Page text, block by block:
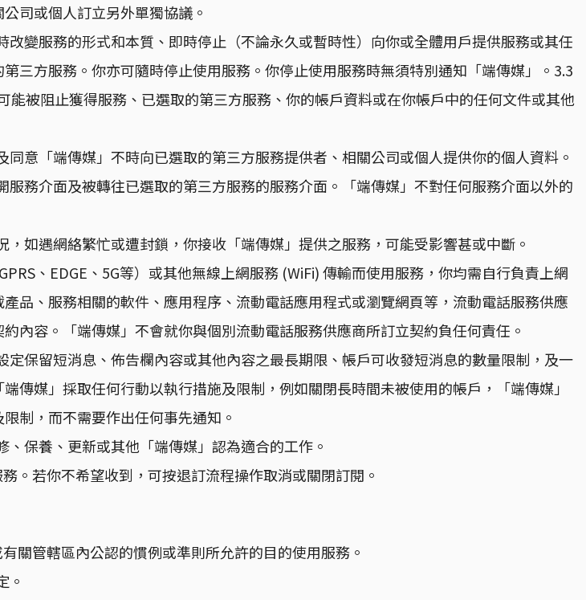
司或個人訂立另外單獨協議。
變服務的形式和本質、即時停止（不論永久或暫時性）向你或全體用戶提供服務或其任
三方服務。你亦可隨時停止使用服務。你停止使用服務時無須特別通知「端傳媒」。3.3
被阻止獲得服務、已選取的第三方服務、你的帳戶資料或在你帳戶中的任何文件或其他
意「端傳媒」不時向已選取的第三方服務提供者、相關公司或個人提供你的個人資料。
務介面及被轉往已選取的第三方服務的服務介面。「端傳媒」不對任何服務介面以外的
如遇網絡繁忙或遭封鎖，你接收「端傳媒」提供之服務，可能受影響甚或中斷。
、EDGE、5G等）或其他無線上網服務 (WiFi) 傳輸而使用服務，你均需自行負責上網
品、服務相關的軟件、應用程序、流動電話應用程式或瀏覽網頁等，流動電話服務供應
內容。「端傳媒」不會就你與個別流動電話服務供應商所訂立契約負任何責任。
保留短消息、佈告欄內容或其他內容之最長期限、帳戶可收發短消息的數量限制，及一
媒」採取任何行動以執行措施及限制，例如關閉長時間未被使用的帳戶，「端傳媒」
制，而不需要作出任何事先通知。
保養、更新或其他「端傳媒」認為適合的工作。
。若你不希望收到，可按退訂流程操作取消或關閉訂閱。
關管轄區內公認的慣例或準則所允許的目的使用服務。
。